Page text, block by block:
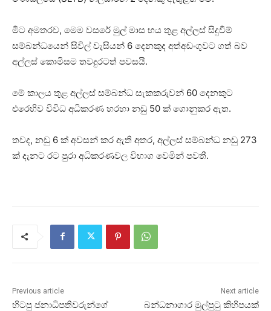
මීට අමතරව, මෙම වසරේ මුල් මාස හය තුළ අල්ලස් සිදුවීම්
සම්බන්ධයෙන් සිවිල් වැසියන් 6 දෙනකුද අත්අඩංගුවට ගත් බව
අල්ලස් කොමිසම තවදුරටත් පවසයි.
මේ කාලය තුළ අල්ලස් සම්බන්ධ සැකකරුවන් 60 දෙනකුට
එරෙහිව විවිධ අධිකරණ හරහා නඩු 50 ක් ගොනුකර ඇත.
තවද, නඩු 6 ක් අවසන් කර ඇති අතර, අල්ලස් සම්බන්ධ නඩු 273
ක් දැනට රට පුරා අධිකරණවල විභාග වෙමින් පවතී.
Previous article
හිටපු ජනාධිපතිවරුන්ගේ
Next article
බන්ධනාගාර මුල්පුටු කිහිපයක්